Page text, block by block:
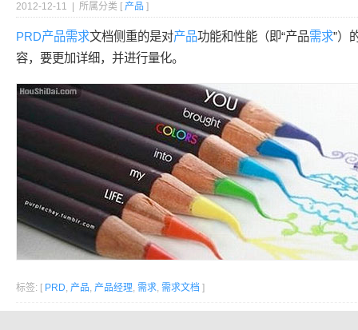
2012-12-11 | 所属分类 [ 产品 ]
PRD产品需求文档侧重的是对产品功能和性能（即“产品需求”）
容，要更加详细，并进行量化。
标签: [ PRD, 产品, 产品经理, 需求, 需求文档 ]